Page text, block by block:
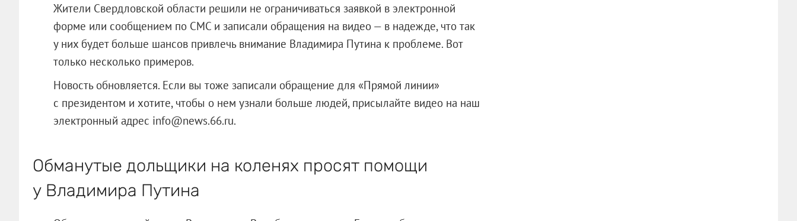
Жители Свердловской области решили не ограничиваться заявкой в электронной
форме или сообщением по СМС и записали обращения на видео — в надежде, что так
у них будет больше шансов привлечь внимание Владимира Путина к проблеме. Вот
только несколько примеров.
Новость обновляется. Если вы тоже записали обращение для «Прямой линии»
с президентом и хотите, чтобы о нем узнали больше людей, присылайте видео на наш
электронный адрес info@news.66.ru.
Обманутые дольщики на коленях просят помощи
у Владимира Путина